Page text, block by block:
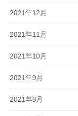
2021年12月
2021年11月
2021年10月
2021年9月
2021年8月